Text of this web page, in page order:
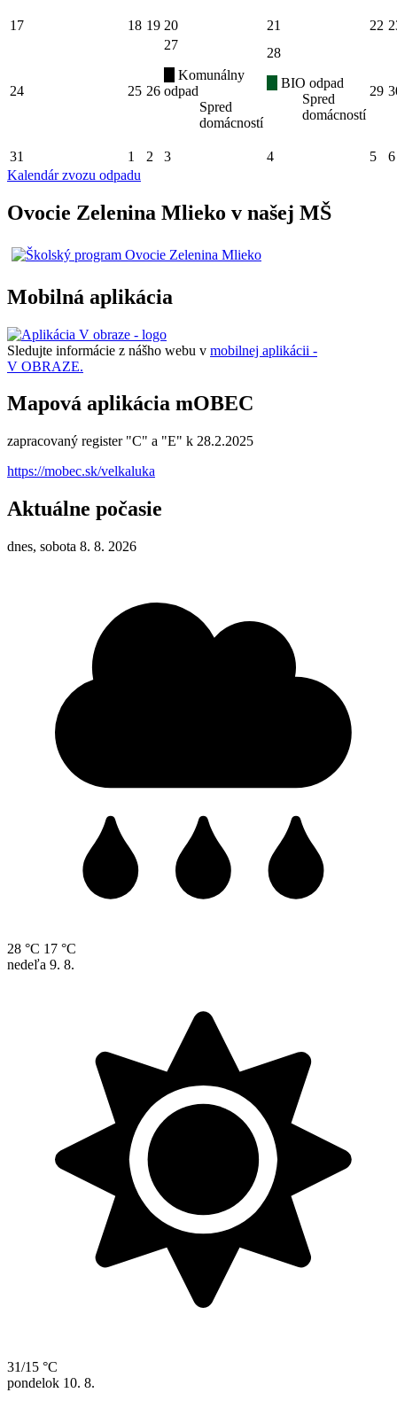
17 18 19 20 21 22
24 25 26
27
Komunálny
odpad
Spred
domácností
28
BIO odpad
Spred
domácností
29
31 1 2 3 4 5
6
Kalendár zvozu odpadu
Ovocie Zelenina Mlieko v našej MŠ
Mobilná aplikácia
Sledujte informácie z nášho webu v mobilnej aplikácii -
V OBRAZE.
Mapová aplikácia mOBEC
zapracovaný register "C" a "E" k 28.2.2025
https://mobec.sk/velkaluka
Aktuálne počasie
dnes, sobota 8. 8. 2026
28 °C 17 °C
nedeľa 9. 8.
31/15 °C
pondelok 10. 8.